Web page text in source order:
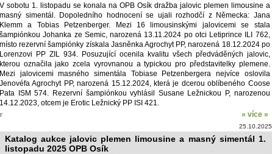
V sobotu 1. listopadu se konala na OPB Osík dražba jalovic plemen limousine a
masný simentál. Dopoledního hodnocení se ujali rozhodčí z Německa: Jana
Klemm a Tobias Petzenberger. Mezi 16 limousinskými jalovicemi se stala
šampiónkou Johanka ze Semic, narozená 13.11.2024 po otci Letiprince ILI 762,
místo rezervní šampiónky získala Jasněnka Agrochyt PP, narozená 18.12.2024 po
Lorenzovi PP ZIL 934. Posuzující ocenila kvalitu všech předváděných jalovic,
kterou označila jako zcela vyrovnanou a typickou pro představitelky plemene.
Mezi jalovicemi masného simentála Tobiase Petzenbergera nejvíce oslovila
Jenovéfa Agrochyt PP, narozená 15.12.2024, která je dcerou oblíbeného Coose
Pata ISM 574. Rezervní šampiónkou vyhlásil Susane Ležnickou P, narozenou
14.12.2023, otcem je Erotic Ležnický PP ISI 421.
» více »
25.10.2025
Katalog aukce jalovic plemen limousine a masný simentál 1.
listopadu 2025 OPB Osík